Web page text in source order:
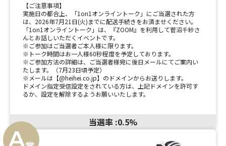
【ご注意事項】
実施日の都合上、「1on1オンライントーク」にご当選された方
は、2026年7月21日(火)までに配送手続きをお済ませください。
「1on1オンライントーク」は、『ZOOM』を利用して菅沼千紗さ
んとお話しいただくイベントです。
※ご参加はご当選者ご本人様に限ります。
※トーク時間はお一人様60秒程度を予定しております。
※ご参加方法の詳細は、ご当選者様宛に後日メールにてご案内い
たします。（7月23日頃予定）
※メールは【@heihei.co.jp】のドメインからお送りします。
ドメイン指定受信設定をされている方は、上記ドメインを許可す
るか、設定を解除するようお願いいたします。
当選率 :0.5%